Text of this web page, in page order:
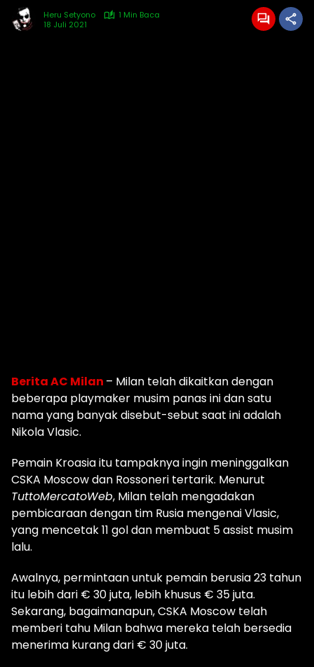
Heru Setyono
1 Min Baca
18 Juli 2021
Berita AC Milan – Milan telah dikaitkan dengan
beberapa playmaker musim panas ini dan satu
nama yang banyak disebut-sebut saat ini adalah
Nikola Vlasic.
Pemain Kroasia itu tampaknya ingin meninggalkan
CSKA Moscow dan Rossoneri tertarik. Menurut
TuttoMercatoWeb, Milan telah mengadakan
pembicaraan dengan tim Rusia mengenai Vlasic,
yang mencetak 11 gol dan membuat 5 assist musim
lalu.
Awalnya, permintaan untuk pemain berusia 23 tahun
itu lebih dari € 30 juta, lebih khusus € 35 juta.
Sekarang, bagaimanapun, CSKA Moscow telah
memberi tahu Milan bahwa mereka telah bersedia
menerima kurang dari € 30 juta.